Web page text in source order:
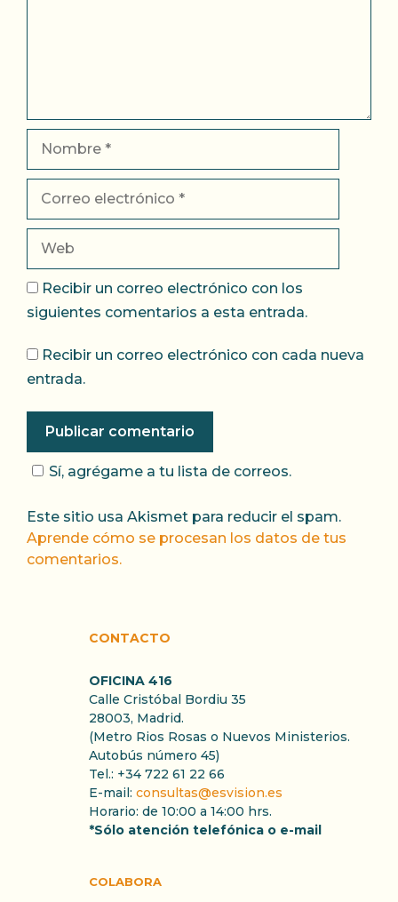
electrónico
Recibir un correo electrónico con los
siguientes comentarios a esta entrada.
Recibir un correo electrónico con cada nueva
entrada.
Sí, agrégame a tu lista de correos.
Este sitio usa Akismet para reducir el spam.
Aprende cómo se procesan los datos de tus
comentarios.
CONTACTO
OFICINA 416
Calle Cristóbal Bordiu 35
28003, Madrid.
(Metro Rios Rosas o Nuevos Ministerios.
Autobús número 45)
Tel.: +34 722 61 22 66
E-mail: consultas@esvision.es
Horario: de 10:00 a 14:00 hrs.
*Sólo atención telefónica o e-mail
COLABORA